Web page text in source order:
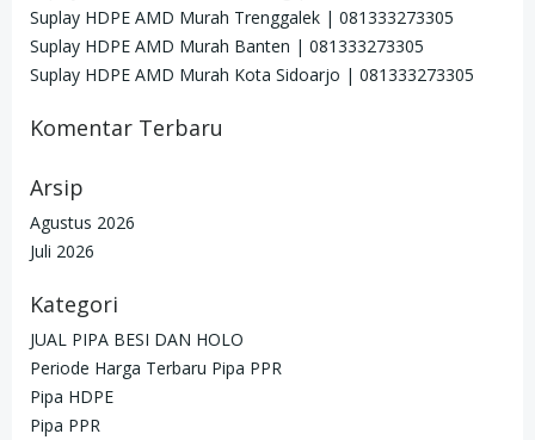
Suplay HDPE AMD Murah Trenggalek | 081333273305
Suplay HDPE AMD Murah Banten | 081333273305
Suplay HDPE AMD Murah Kota Sidoarjo | 081333273305
Komentar Terbaru
Arsip
Agustus 2026
Juli 2026
Kategori
JUAL PIPA BESI DAN HOLO
Periode Harga Terbaru Pipa PPR
Pipa HDPE
Pipa PPR